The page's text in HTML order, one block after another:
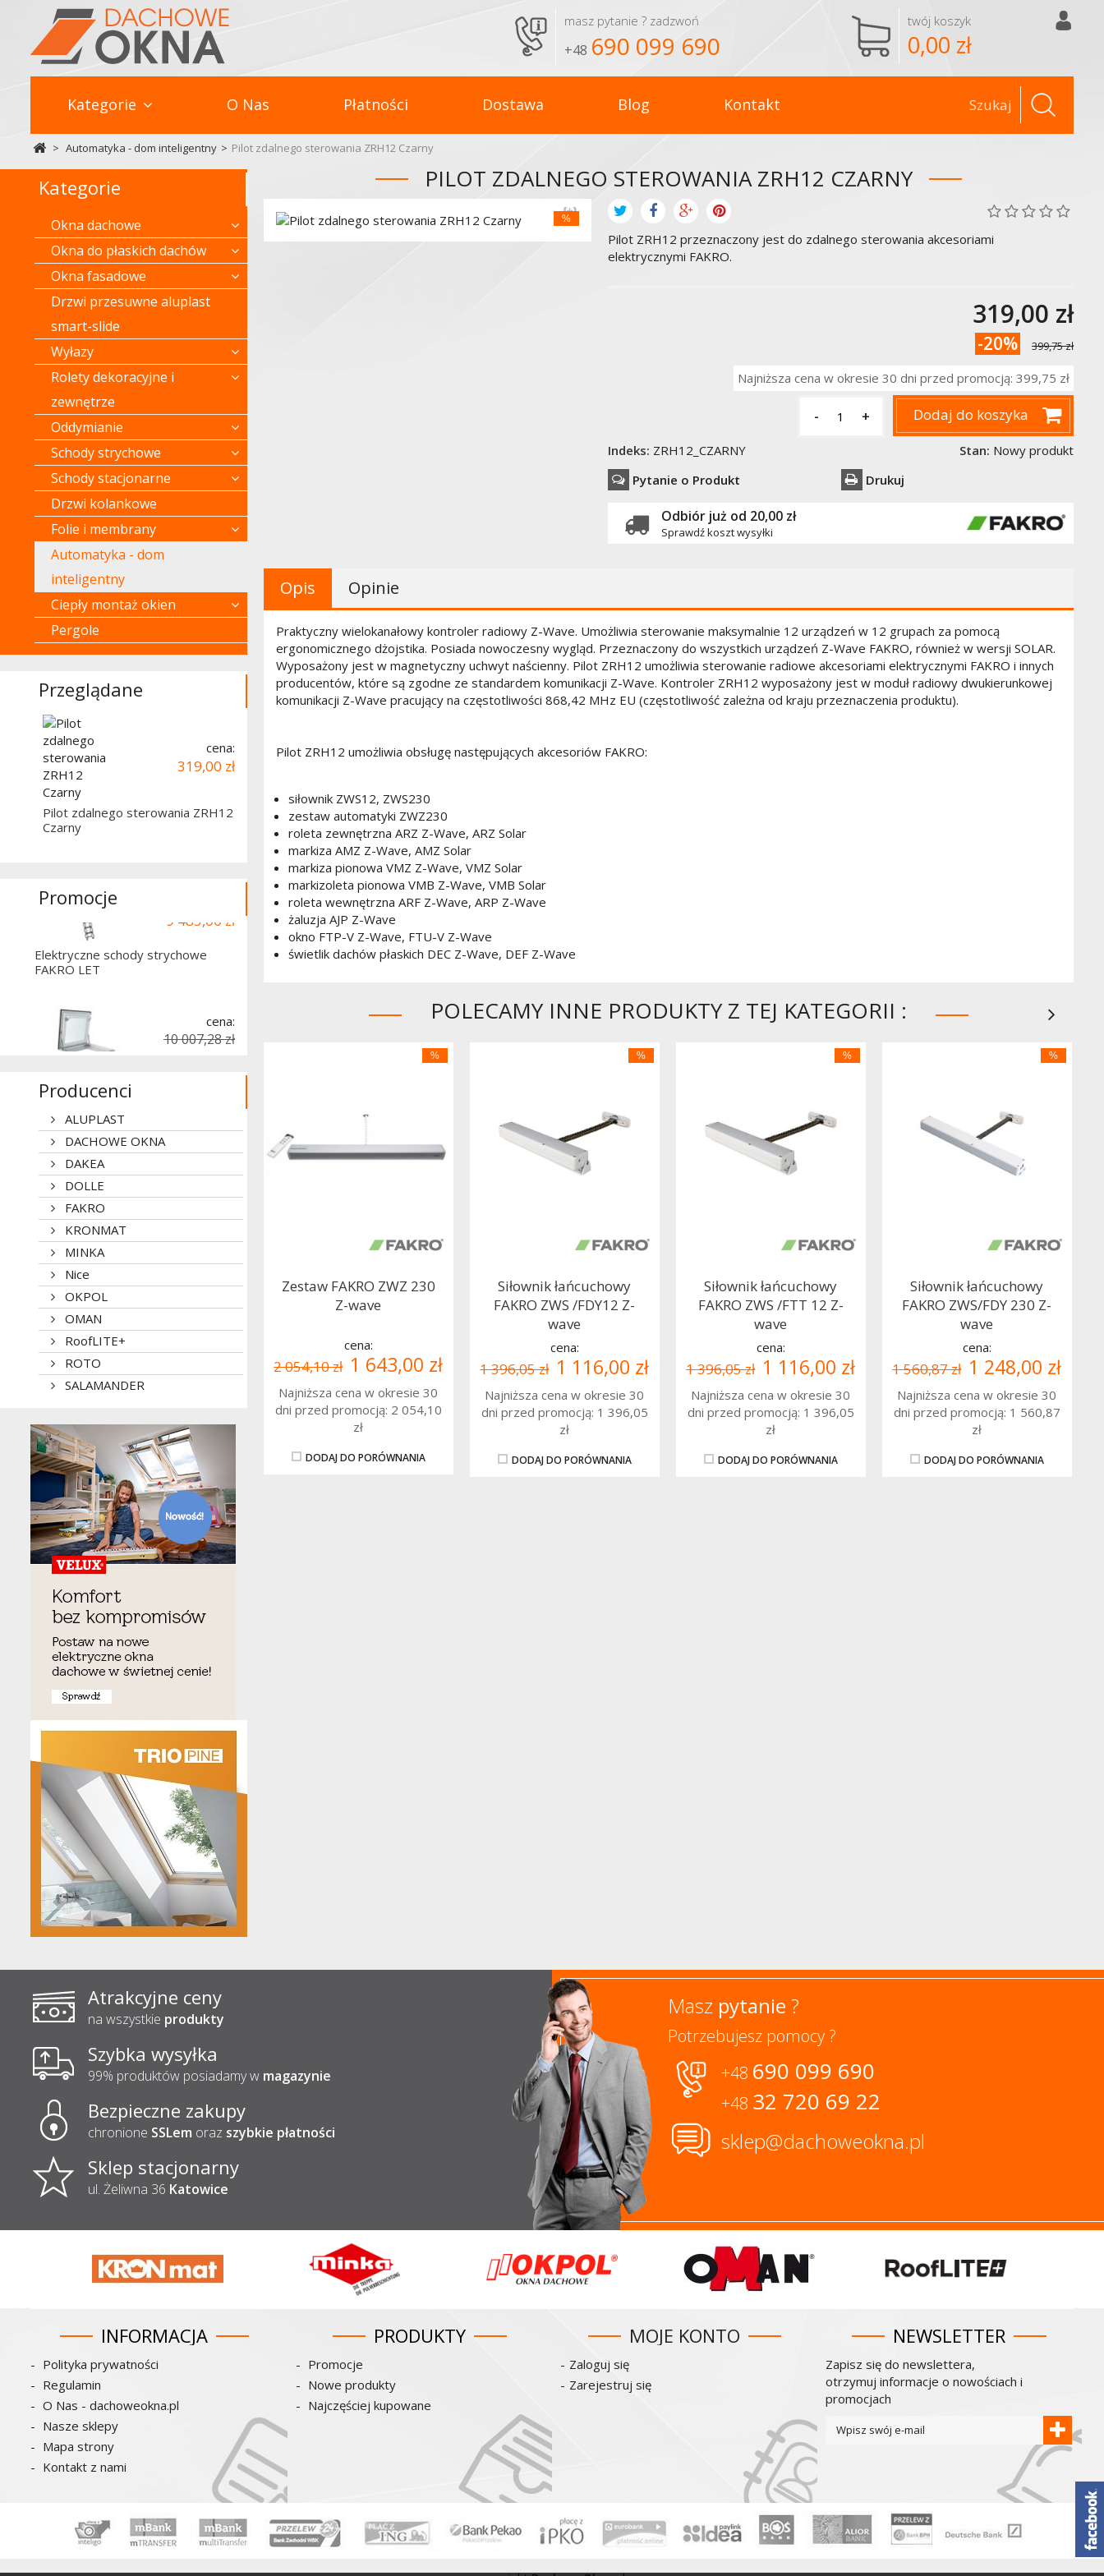
masz pytanie ? zadzwoń
+48 690 099 690
twój koszyk
0,00 zł
Kategorie O Nas Płatności Dostawa Blog Kontakt
> Automatyka - dom inteligentny > Pilot zdalnego sterowania ZRH12 Czarny
Kategorie
Okna dachowe
Okna do płaskich dachów
Okna fasadowe
Drzwi przesuwne aluplast
smart-slide
Wyłazy
Rolety dekoracyjne i
zewnętrze
Oddymianie
Schody strychowe
Schody stacjonarne
Drzwi kolankowe
Folie i membrany
Automatyka - dom
inteligentny
Ciepły montaż okien
Pergole
Przeglądane
cena:
319,00 zł
Pilot zdalnego sterowania ZRH12
Czarny
Promocje
Okno na dach płaski Walk-on OKPOL
PGX A5
cena:
FAKRO LET
10 007,28 zł
Okno wyłazowe do dachów płaskich
FAKRO DRF DU6
Okno na dach płaski OKPOL PGX A4
cena:
8 923,65 zł
7 138,00 zł
Schody strychowe FAKRO LMF wys.
305
9 217,62 zł
6 636,00 zł
chodzenia po nim FAKRO DXW DW6
9 088,47 zł
6 543,00 zł
Okno dachowe otwierane
elektrycznie FAKRO DEF DU8
cena:
8 311,11 zł
Okno dachowe otwierane
elektrycznie FAKRO DEC-C U8
cena:
8 081,10 zł
5 656,00 zł
cena:
7 966,71 zł
5 577,00 zł
Okno na dach płaski Walk-on OKPOL
PGX A5
cena:
9 485,00 zł
Producenci
ALUPLAST
DACHOWE OKNA
DAKEA
DOLLE
FAKRO
KRONMAT
MINKA
Nice
OKPOL
OMAN
RoofLITE+
ROTO
SALAMANDER
PILOT ZDALNEGO STEROWANIA ZRH12 CZARNY
%
Pilot ZRH12 przeznaczony jest do zdalnego sterowania akcesoriami
elektrycznymi FAKRO.
319,00 zł
-20% 399,75 zł
Najniższa cena w okresie 30 dni przed promocją: 399,75 zł
Dodaj do koszyka
- +
Indeks: ZRH12_CZARNY Stan: Nowy produkt
Pytanie o Produkt
Drukuj
Odbiór już od 20,00 zł
Sprawdź koszt wysyłki
Opis Opinie
Praktyczny wielokanałowy kontroler radiowy Z-Wave. Umożliwia sterowanie maksymalnie 12 urządzeń w 12 grupach za pomocą
ergonomicznego dżojstika. Posiada nowoczesny wygląd. Przeznaczony do wszystkich urządzeń Z-Wave FAKRO, również w wersji SOLAR.
Wyposażony jest w magnetyczny uchwyt naścienny. Pilot ZRH12 umożliwia sterowanie radiowe akcesoriami elektrycznymi FAKRO i innych
producentów, które są zgodne ze standardem komunikacji Z-Wave. Kontroler ZRH12 wyposażony jest w moduł radiowy dwukierunkowej
komunikacji Z-Wave pracujący na częstotliwości 868,42 MHz EU (częstotliwość zależna od kraju przeznaczenia produktu).
Pilot ZRH12 umożliwia obsługę następujących akcesoriów FAKRO:
siłownik ZWS12, ZWS230
zestaw automatyki ZWZ230
roleta zewnętrzna ARZ Z-Wave, ARZ Solar
markiza AMZ Z-Wave, AMZ Solar
markiza pionowa VMZ Z-Wave, VMZ Solar
markizoleta pionowa VMB Z-Wave, VMB Solar
roleta wewnętrzna ARF Z-Wave, ARP Z-Wave
żaluzja AJP Z-Wave
okno FTP-V Z-Wave, FTU-V Z-Wave
świetlik dachów płaskich DEC Z-Wave, DEF Z-Wave
POLECAMY INNE PRODUKTY Z TEJ KATEGORII :
%
Zestaw FAKRO ZWZ 230
Z-wave
cena:
2 054,10 zł 1 643,00 zł
Najniższa cena w okresie 30
dni przed promocją: 2 054,10
zł
DODAJ DO PORÓWNANIA
%
Siłownik łańcuchowy
FAKRO ZWS /FDY12 Z-
wave
cena:
1 396,05 zł 1 116,00 zł
Najniższa cena w okresie 30
dni przed promocją: 1 396,05
zł
DODAJ DO PORÓWNANIA
%
Siłownik łańcuchowy
FAKRO ZWS /FTT 12 Z-
wave
cena:
1 396,05 zł 1 116,00 zł
Najniższa cena w okresie 30
dni przed promocją: 1 396,05
zł
DODAJ DO PORÓWNANIA
%
Siłownik łańcuchowy
FAKRO ZWS/FDY 230 Z-
wave
cena:
1 560,87 zł 1 248,00 zł
Najniższa cena w okresie 30
dni przed promocją: 1 560,87
zł
DODAJ DO PORÓWNANIA
Atrakcyjne ceny
na wszystkie produkty
Szybka wysyłka
99% produktów posiadamy w magazynie
Bezpieczne zakupy
chronione SSLem oraz szybkie płatności
Sklep stacjonarny
ul. Żeliwna 36 Katowice
Masz pytanie ?
Potrzebujesz pomocy ?
+48 690 099 690
+48 32 720 69 22
sklep@dachoweokna.pl
INFORMACJA
Polityka prywatności
Regulamin
O Nas - dachoweokna.pl
Nasze sklepy
Mapa strony
Kontakt z nami
PRODUKTY
Promocje
Nowe produkty
Najczęściej kupowane
MOJE KONTO
Zaloguj się
Zarejestruj się
NEWSLETTER
Zapisz się do newslettera,
otrzymuj informacje o nowościach i
promocjach